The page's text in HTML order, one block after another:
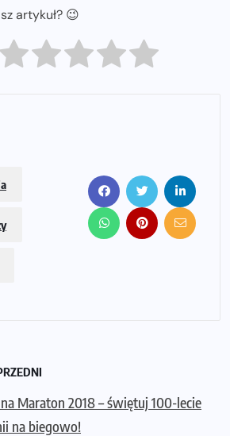
artykuł? 😉
Maraton 2018 – świętuj 100-lecie
na biegowo!